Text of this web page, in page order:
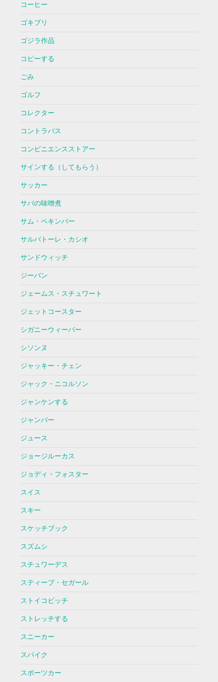
コーヒー
ゴキブリ
ゴジラ作品
コピーする
ごみ
ゴルフ
コレクター
コントラバス
コンビニエンスストアー
サインする（してもらう）
サッカー
サバの味噌煮
サム・ペキンパー
サルバトーレ・カシオ
サンドウィッチ
ジーパン
ジェームス・スチュワート
ジェットコースター
シガニーウィーバー
シソンヌ
ジャッキー・チェン
ジャック・ニコルソン
ジャンケンする
ジャンバー
ジュース
ジョージルーカス
ジョディ・フォスター
スイス
スキー
スケッチブック
スズムシ
スチュワーデス
スティーブ・セガール
ストイコビッチ
ストレッチする
スニーカー
スパイク
スポーツカー